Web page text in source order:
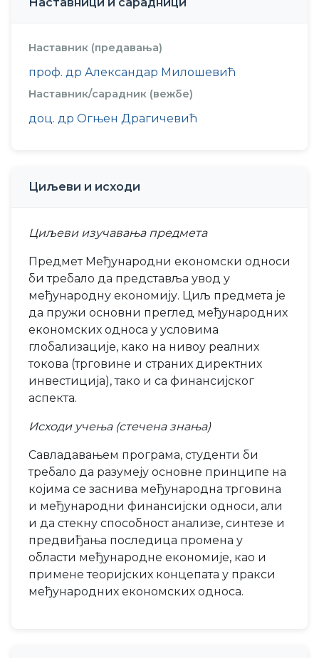
Наставник (предавања)
проф. др Александар Милошевић
Наставник/сарадник (вежбе)
доц. др Огњен Драгичевић
Циљеви и исходи
Циљеви изучавања предмета
Предмет Међународни економски односи
би требало да представља увод у
међународну економију. Циљ предмета је
да пружи основни преглед међународних
економских односа у условима
глобализације, како на нивоу реалних
токова (трговине и страних директних
инвестиција), тако и са финансијског
аспекта.
Исходи учења (стечена знања)
Савладавањем програма, студенти би
требало да разумеју основне принципе на
којима се заснива међународна трговина
и међународни финансијски односи, али
и да стекну способност анализе, синтезе и
предвиђања последица промена у
области међународне економије, као и
примене теоријских концепата у пракси
међународних економских односа.